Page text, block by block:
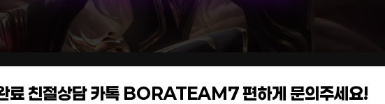
친절상담 카톡 BORATEAM7 편하게 문의주세요!